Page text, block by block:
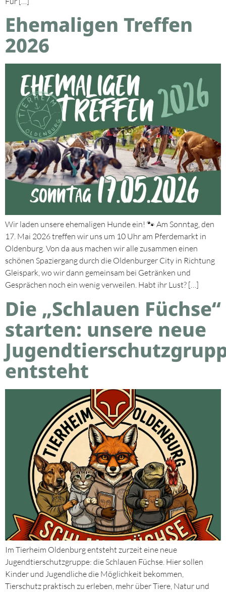
Ehemaligen Treffen
2026
Wir laden unsere ehemaligen Hunde ein! 🐾 Am Sonntag, den
17. Mai 2026 treffen wir uns um 10 Uhr am Pferdemarkt in
Oldenburg. Von da aus machen wir alle zusammen einen
schönen Spaziergang durch die Oldenburger City in Richtung
Gleispark, wo wir dann gemeinsam bei Getränken und
Gesprächen noch ein wenig verweilen. Habt ihr Lust? […]
Die „Schlauen Füchse“
starten: unsere neue
entsteht
Im Tierheim Oldenburg entsteht zurzeit eine neue
Jugendtierschutzgruppe: die Schlauen Füchse. Hier sollen
Kinder und Jugendliche die Möglichkeit bekommen,
Tierschutz praktisch zu erleben, mehr über Tiere, Natur und